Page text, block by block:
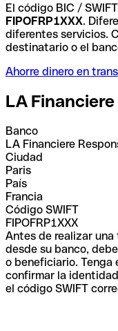
El código BIC /
FIPOFRP1XXX.
diferentes servicios.
destinatario o el
Ahorre dinero en
LA
Banco
LA Financiere
Ciudad
Paris
País
Francia
Código SWIFT
FIPOFRP1XXX
Antes de realizar
desde su banco,
o beneficiario. Tenga
confirmar la
el código SWIFT